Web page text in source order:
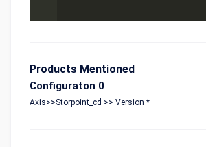
Products Mentioned
Configuraton 0
Axis>>Storpoint_cd >> Version *